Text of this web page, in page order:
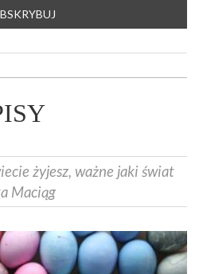
żyjesz, ważne jaki świat
Maciąg